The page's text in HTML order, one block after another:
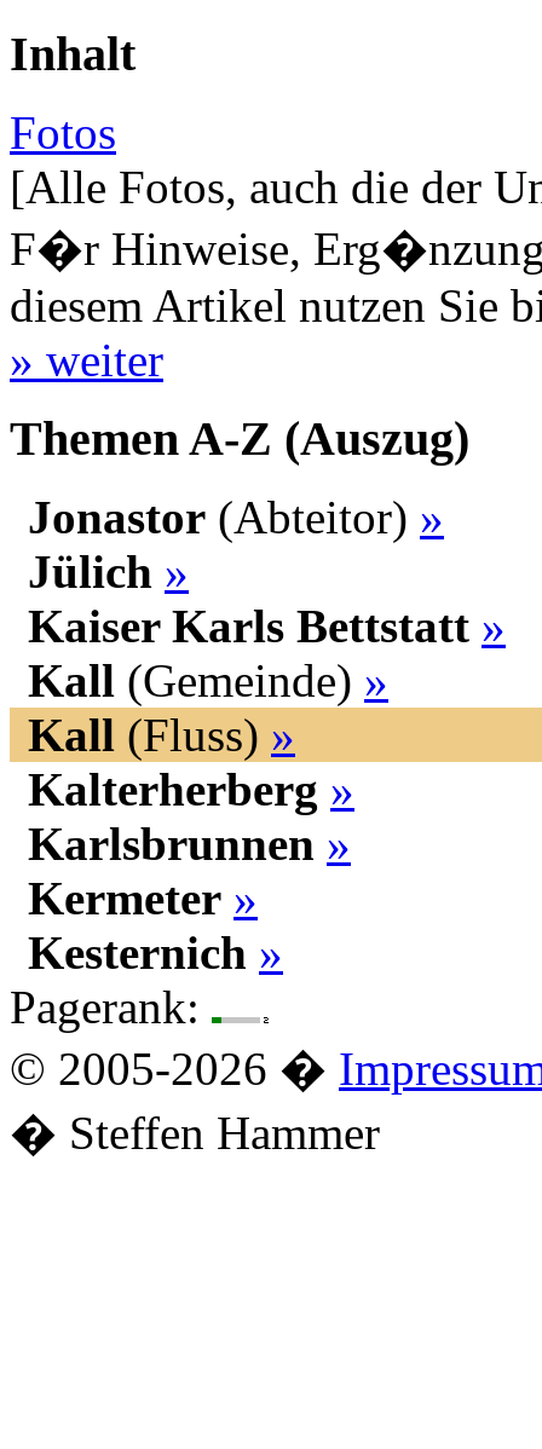
Inhalt
Fotos
[Alle Fotos, auch die der
F�r Hinweise,
diesem Artikel nutzen Sie
» weiter
Themen A-Z (Auszug)
Jonastor (Abteitor) »
Jülich »
Kaiser Karls Bettstatt »
Kall (Gemeinde) »
Kall (Fluss) »
Kalterherberg »
Karlsbrunnen »
Kermeter »
Kesternich »
Pagerank:
© 2005-2026 �
� Steffen Hammer